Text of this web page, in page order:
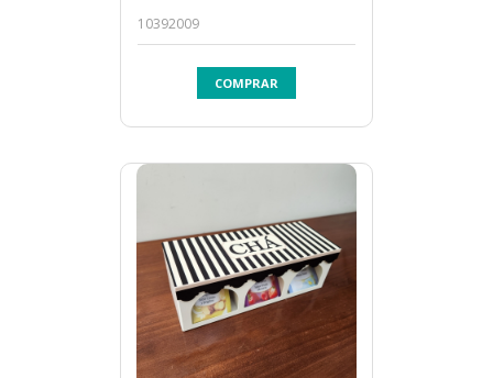
10392009
COMPRAR